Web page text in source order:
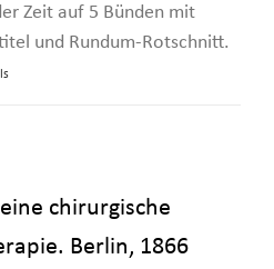
Zeit auf 5 Bünden mit
und Rundum-Rotschnitt.
chirurgische
Berlin, 1866